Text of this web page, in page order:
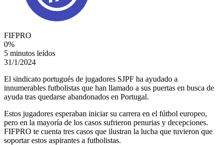
FIFPRO
0%
5 minutos leídos
31/1/2024
El sindicato portugués de jugadores SJPF ha ayudado a
innumerables futbolistas que han llamado a sus puertas en busca de
ayuda tras quedarse abandonados en Portugal.
Estos jugadores esperaban iniciar su carrera en el fútbol europeo,
pero en la mayoría de los casos sufrieron penurias y decepciones.
FIFPRO te cuenta tres casos que ilustran la lucha que tuvieron que
soportar estos aspirantes a futbolistas.